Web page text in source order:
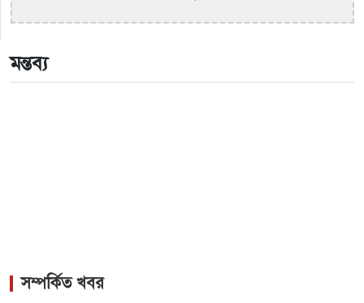
>একই দিনে জন্ম, সুরের টানে বাঁধা পড়া বাংলা গানের অমর
জুটি
মন্তব্য
সম্পর্কিত খবর